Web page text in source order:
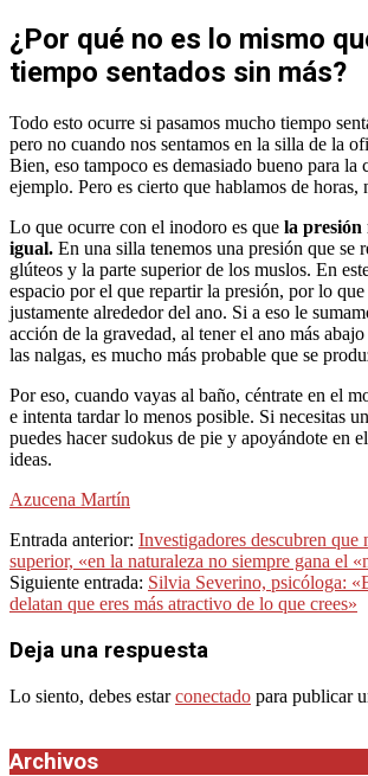
¿Por qué no es lo mismo
tiempo sentados sin más?
Todo esto ocurre si pasamos mucho tiempo
pero no cuando nos sentamos en la silla de la
Bien, eso tampoco es demasiado bueno para la
ejemplo. Pero es cierto que hablamos de horas,
Lo que ocurre con el inodoro es que la presión
igual. En una silla tenemos una presión que se
glúteos y la parte superior de los muslos. En
espacio por el que repartir la presión, por lo que
justamente alrededor del ano. Si a eso le
acción de la gravedad, al tener el ano más
las nalgas, es mucho más probable que se
Por eso, cuando vayas al baño, céntrate en el
e intenta tardar lo menos posible. Si necesitas
puedes hacer sudokus de pie y apoyándote en
ideas.
Azucena Martín
2025-
09-
13
Entrada anterior: Investigadores descubren que
superior, «en la naturaleza no siempre gana el
Siguiente entrada: Silvia Severino, psicóloga:
delatan que eres más atractivo de lo que crees»
Deja una respuesta
Lo siento, debes estarconectado para publicar
Archivos